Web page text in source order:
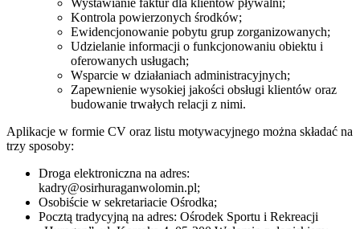
Wystawianie faktur dla klientów pływalni;
Kontrola powierzonych środków;
Ewidencjonowanie pobytu grup zorganizowanych;
Udzielanie informacji o funkcjonowaniu obiektu i
oferowanych usługach;
Wsparcie w działaniach administracyjnych;
Zapewnienie wysokiej jakości obsługi klientów oraz
budowanie trwałych relacji z nimi.
Aplikacje w formie CV oraz listu motywacyjnego można składać na
trzy sposoby:
Droga elektroniczna na adres:
kadry@osirhuraganwolomin.pl;
Osobiście w sekretariacie Ośrodka;
Pocztą tradycyjną na adres: Ośrodek Sportu i Rekreacji